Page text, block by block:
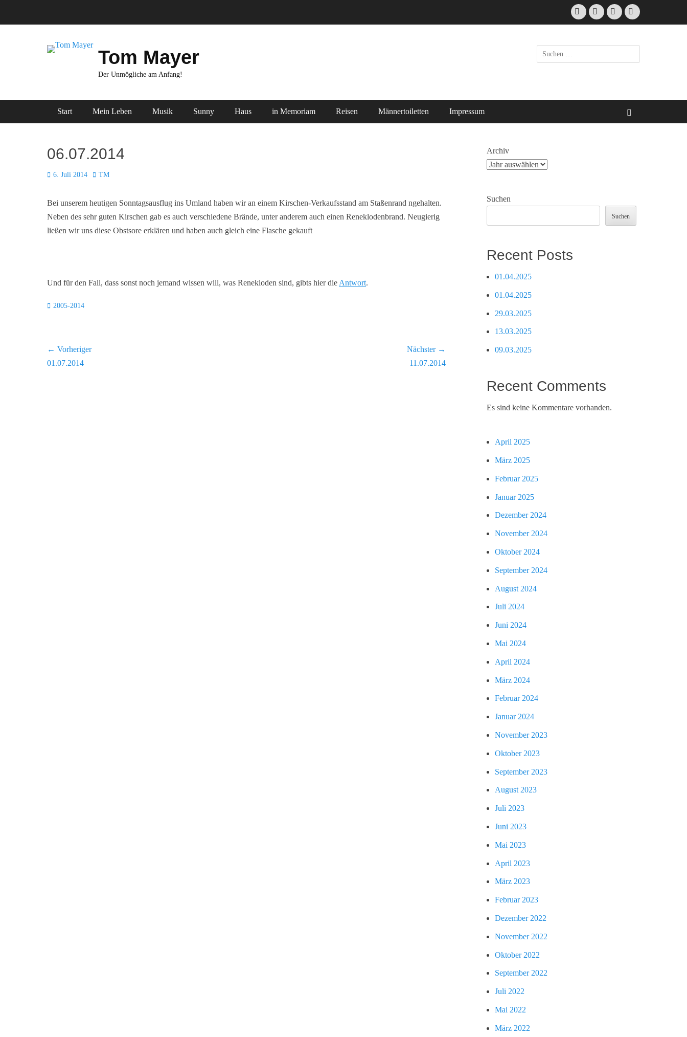
Facebook
E-
Mail
InstagramWebsite
Tom Mayer
Der Unmögliche am Anfang!
Suche
nach:
Primäres Menü
Start Mein Leben Musik Sunny Haus in Memoriam Reisen Männertoiletten Impressum
06.07.2014
Posted
6. Juli 2014 Autor
TM
Bei unserem heutigen Sonntagsausflug ins Umland haben wir an einem Kirschen-Verkaufsstand am Staßenrand ngehalten.
Neben des sehr guten Kirschen gab es auch verschiedene Brände, unter anderem auch einen Reneklodenbrand. Neugierig
ließen wir uns diese Obstsore erklären und haben auch gleich eine Flasche gekauft
Und für den Fall, dass sonst noch jemand wissen will, was Renekloden sind, gibts hier die Antwort.
Kategorien
2005-2014
Beitragsnavigation
← Vorheriger
Vorheriger
01.07.2014
Nächster →
11.07.2014
Archiv
Suchen
Suchen
Recent Posts
01.04.2025
01.04.2025
29.03.2025
13.03.2025
09.03.2025
Recent Comments
Es sind keine Kommentare vorhanden.
April 2025
März 2025
Februar 2025
Januar 2025
Dezember 2024
November 2024
Oktober 2024
September 2024
August 2024
Juli 2024
Juni 2024
Mai 2024
April 2024
März 2024
Februar 2024
Januar 2024
November 2023
Oktober 2023
September 2023
August 2023
Juli 2023
Juni 2023
Mai 2023
April 2023
März 2023
Februar 2023
Dezember 2022
November 2022
Oktober 2022
September 2022
Juli 2022
Mai 2022
März 2022